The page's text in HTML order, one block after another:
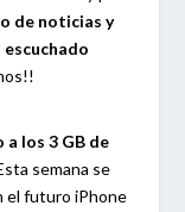
de noticias y
a los 3 GB de
semana se
el futuro iPhone